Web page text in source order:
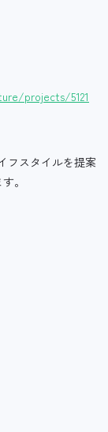
projects/5121
フスタイルを提案
。